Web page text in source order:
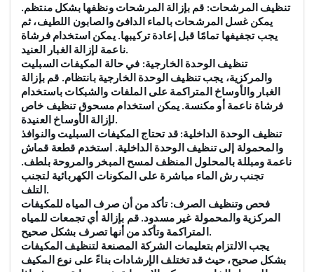
تنظيف المرشحات: قم بإزالة المرشحات ونظفها بشكل منتظم.
يمكن غسل المرشحات بالماء الدافئ والصابون اللطيف، ثم
يجب تجفيفها تمامًا قبل إعادة تركيبها. يمكن استخدام فرشاة
ناعمة لإزالة الغبار العنيد.
تنظيف الوحدة الخارجية: في حالة المكيفات السبليت
والمركزية، يجب تنظيف الوحدة الخارجية بانتظام. قم بإزالة
الغبار والأوساخ المتراكمة على الملفات والشبكات باستخدام
فرشاة ناعمة أو مكنسة. يمكن استخدام مسحوق تنظيف خاص
لإزالة الأوساخ العنيدة.
تنظيف الوحدة الداخلية: قد تحتاج المكيفات السبليت والنوافذ
والمحمولة إلى تنظيف الوحدة الداخلية. استخدم قطعة قماش
ناعمة ومبللة بالمحلول المنظف لمسح المبخر والمروحة بلطف.
تجنب رش الماء مباشرة على المكونات الكهربائية لتجنب
التلف .
فحص وتنظيف الصرف: تأكد من أن صرف المياه للمكيفات
المركزية والمحمولة غير مسدود. قم بإزالة أي تجمعات للمياه
المتراكمة وتأكد من أنها تصرف بشكل صحيح .
يجب الالتزام بتعليمات الشركة المصنعة لتنظيف المكيفات
بشكل صحيح، حيث قد تختلف الإرشادات بناءً على نوع المكيف